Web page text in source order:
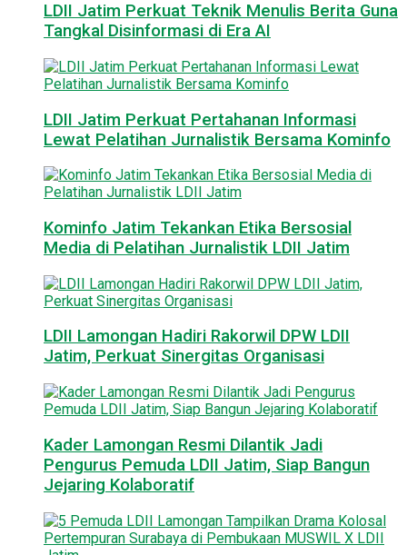
LDII Jatim Perkuat Teknik Menulis Berita Guna
Tangkal Disinformasi di Era AI
LDII Jatim Perkuat Pertahanan Informasi
Lewat Pelatihan Jurnalistik Bersama Kominfo
Kominfo Jatim Tekankan Etika Bersosial
Media di Pelatihan Jurnalistik LDII Jatim
LDII Lamongan Hadiri Rakorwil DPW LDII
Jatim, Perkuat Sinergitas Organisasi
Kader Lamongan Resmi Dilantik Jadi
Pengurus Pemuda LDII Jatim, Siap Bangun
Jejaring Kolaboratif